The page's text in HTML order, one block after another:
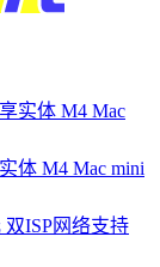
体 M4 Mac mini